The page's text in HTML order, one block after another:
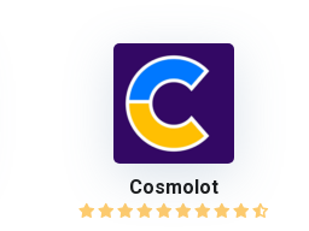
Cosmolot